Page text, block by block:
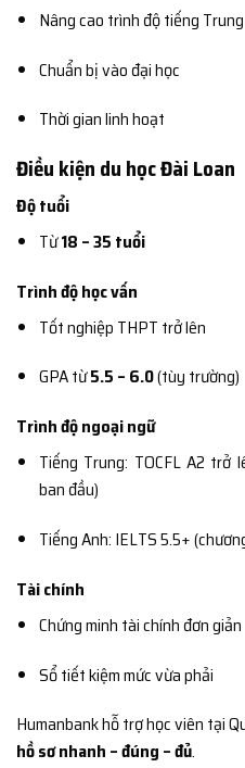
Nâng cao trình độ tiếng Trung
Chuẩn bị vào đại học
Thời gian linh hoạt
Điều kiện du học Đài Loan
Độ tuổi
Từ18 – 35 tuổi
Trình độ học vấn
Tốt nghiệp THPT trở lên
GPA từ5.5 – 6.0(tùy trường)
Trình độ ngoại ngữ
Tiếng Trung: TOCFL A2 trở
ban đầu)
Tiếng Anh: IELTS 5.5+
Tài chính
Chứng minh tài chính đơn giản
Sổ tiết kiệm mức vừa phải
Humanbank hỗ trợ học viên tại
hồ sơ nhanh – đúng – đủ.